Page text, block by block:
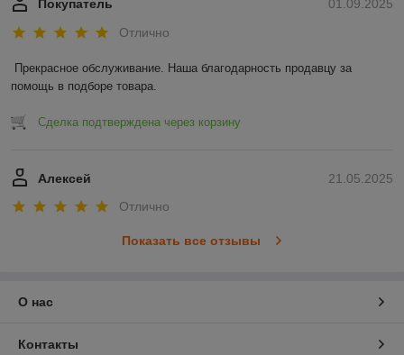
01.09.2025
Покупатель
Отлично
Прекрасное обслуживание. Наша благодарность продавцу за
помощь в подборе товара.
Сделка подтверждена через корзину
21.05.2025
Алексей
Отлично
Показать все отзывы
О нас
Контакты